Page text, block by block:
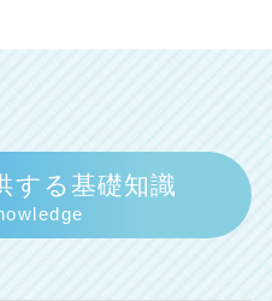
する基礎知識